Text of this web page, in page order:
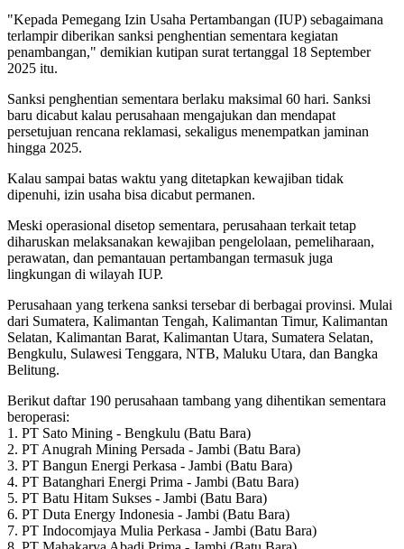
"Kepada Pemegang Izin Usaha Pertambangan (IUP) sebagaimana
terlampir diberikan sanksi penghentian sementara kegiatan
penambangan," demikian kutipan surat tertanggal 18 September
2025 itu.
Sanksi penghentian sementara berlaku maksimal 60 hari. Sanksi
baru dicabut kalau perusahaan mengajukan dan mendapat
persetujuan rencana reklamasi, sekaligus menempatkan jaminan
hingga 2025.
Kalau sampai batas waktu yang ditetapkan kewajiban tidak
dipenuhi, izin usaha bisa dicabut permanen.
Meski operasional disetop sementara, perusahaan terkait tetap
diharuskan melaksanakan kewajiban pengelolaan, pemeliharaan,
perawatan, dan pemantauan pertambangan termasuk juga
lingkungan di wilayah IUP.
Perusahaan yang terkena sanksi tersebar di berbagai provinsi. Mulai
dari Sumatera, Kalimantan Tengah, Kalimantan Timur, Kalimantan
Selatan, Kalimantan Barat, Kalimantan Utara, Sumatera Selatan,
Bengkulu, Sulawesi Tenggara, NTB, Maluku Utara, dan Bangka
Belitung.
Berikut daftar 190 perusahaan tambang yang dihentikan sementara
beroperasi:
1. PT Sato Mining - Bengkulu (Batu Bara)
2. PT Anugrah Mining Persada - Jambi (Batu Bara)
3. PT Bangun Energi Perkasa - Jambi (Batu Bara)
4. PT Batanghari Energi Prima - Jambi (Batu Bara)
5. PT Batu Hitam Sukses - Jambi (Batu Bara)
6. PT Duta Energy Indonesia - Jambi (Batu Bara)
7. PT Indocomjaya Mulia Perkasa - Jambi (Batu Bara)